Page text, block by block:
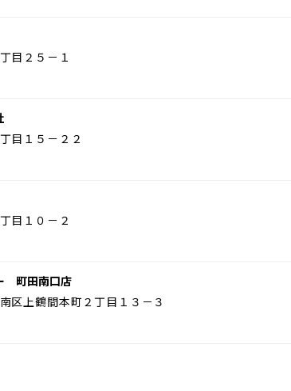
目２５－１
目１５－２２
目１０－２
町田南口店
上鶴間本町２丁目１３－３